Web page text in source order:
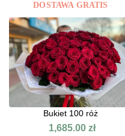
DOSTAWA GRATIS
Bukiet 100 róż
1,685.00zł